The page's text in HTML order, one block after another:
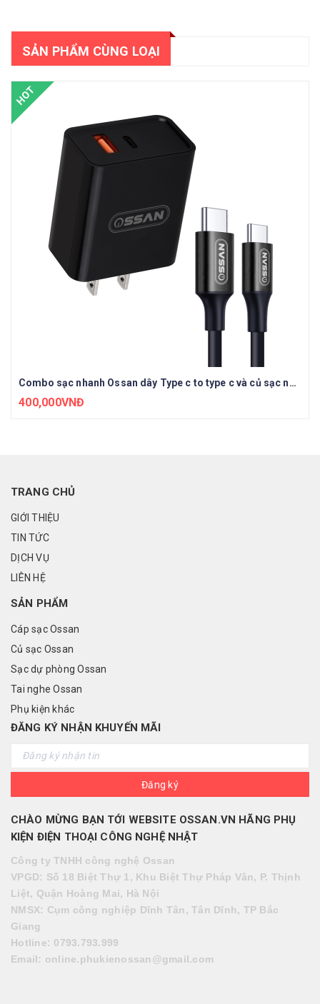
SẢN PHẨM CÙNG LOẠI
HOT
Combo sạc nhanh Ossan dây Type c to type c và củ sạc nhanh PD 18W
400,000VNĐ
TRANG CHỦ
GIỚI THIỆU
TIN TỨC
DỊCH VỤ
LIÊN HỆ
SẢN PHẨM
Cáp sạc Ossan
Củ sạc Ossan
Sạc dự phòng Ossan
Tai nghe Ossan
Phụ kiện khác
ĐĂNG KÝ NHẬN KHUYẾN MÃI
Đăng ký
CHÀO MỪNG BẠN TỚI WEBSITE OSSAN.VN HÃNG PHỤ
KIỆN ĐIỆN THOẠI CÔNG NGHỆ NHẬT
Công ty TNHH công nghệ Ossan
VPGD: Số 18 Biệt Thự 1, Khu Biệt Thự Pháp Vân, P. Thịnh
Liệt, Quận Hoàng Mai, Hà Nội
NMSX: Cụm công nghiệp Dĩnh Tân, Tân Dĩnh, TP Bắc
Giang
Hotline: 0793.793.999
Email: online.phukienossan@gmail.com